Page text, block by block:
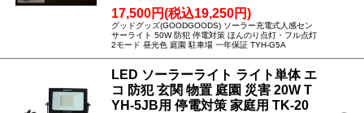
17,500円(税込19,250円)
グッドグッズ(GOODGOODS) ソーラー充電式人感セン
サーライト 50W 防犯 停電対策 ほんのり点灯・フル点灯
2モード 昼光色 庭園 駐車場 一年保証 TYH-G5A
LED ソーラーライト ライト単体 エ
コ 防犯 玄関 物置 庭園 災害 20W T
YH-5JB用 停電対策 家庭用 TK-20